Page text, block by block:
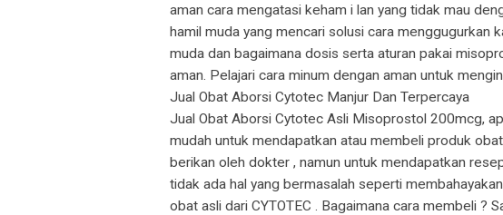
aman cara mengatasi keham i lan yang tidak mau
hamil muda yang mencari solusi cara menggugurkan
muda dan bagaimana dosis serta aturan pakai
aman. Pelajari cara minum dengan aman untuk
Jual Obat Aborsi Cytotec Manjur Dan Terpercaya
Jual Obat Aborsi Cytotec Asli Misoprostol 200mcg,
mudah untuk mendapatkan atau membeli produk
berikan oleh dokter , namun untuk mendapatkan
tidak ada hal yang bermasalah seperti
obat asli dari CYTOTEC . Bagaimana cara membeli